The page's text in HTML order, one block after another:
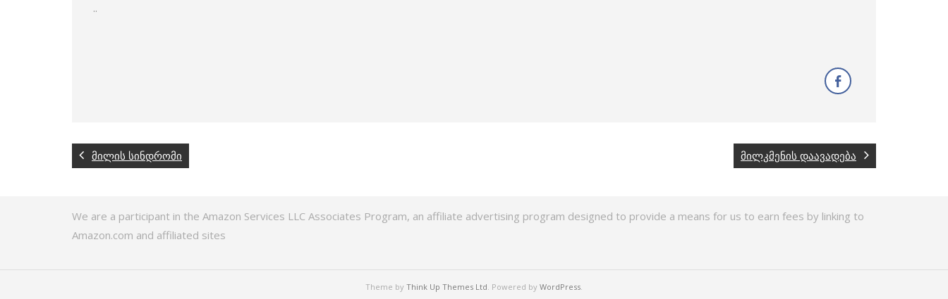
..
მილის სინდრომი მილკმენის დაავადება
We are a participant in the Amazon Services LLC Associates Program, an affiliate advertising program designed to provide a means for us to earn fees by linking to
Amazon.com and affiliated sites
Theme by Think Up Themes Ltd. Powered by WordPress.